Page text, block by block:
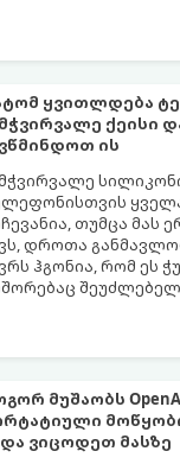
ყვითლდება
ქეისი
ის
თუმცა მას
დროთა
ჰგონია, რომ ეს
სახეს
მუშაობს
ვიცოდეთ მასზე